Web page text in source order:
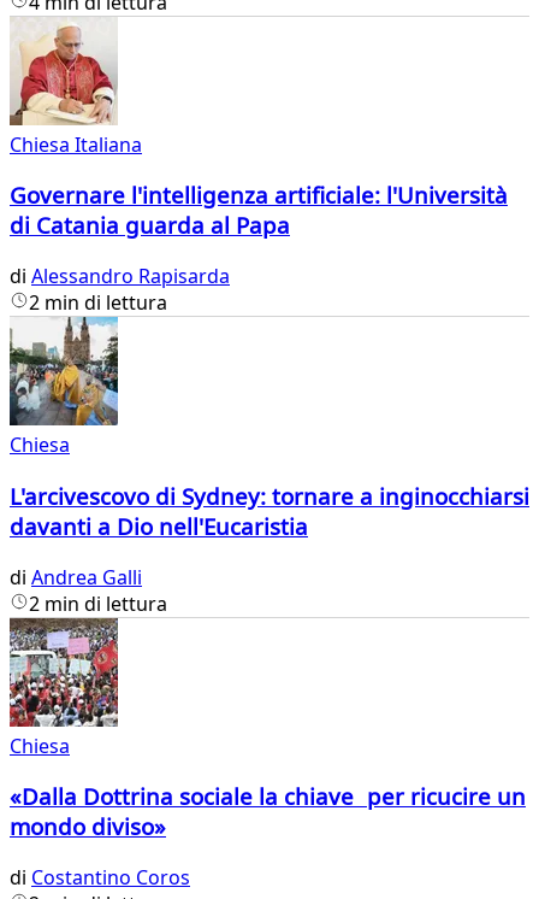
Chiesa Italiana
Governare l'intelligenza artificiale: l'Università
di Catania guarda al Papa
di Alessandro Rapisarda
2 min di lettura
Chiesa
L'arcivescovo di Sydney: tornare a inginocchiarsi
davanti a Dio nell'Eucaristia
di Andrea Galli
2 min di lettura
Chiesa
«Dalla Dottrina sociale la chiave per ricucire un
mondo diviso»
di Costantino Coros